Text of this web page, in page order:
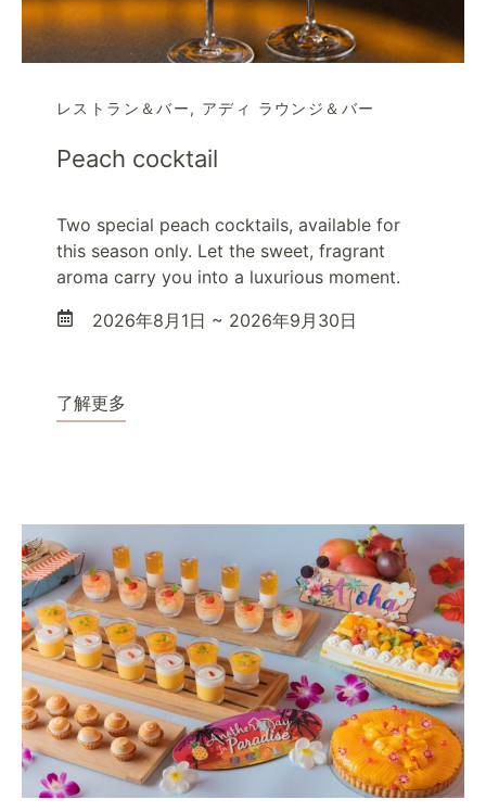
レストラン＆バー, アディ ラウンジ＆バー
Peach cocktail
Two special peach cocktails, available for
this season only. Let the sweet, fragrant
aroma carry you into a luxurious moment.
2026年8月1日 ~ 2026年9月30日
了解更多